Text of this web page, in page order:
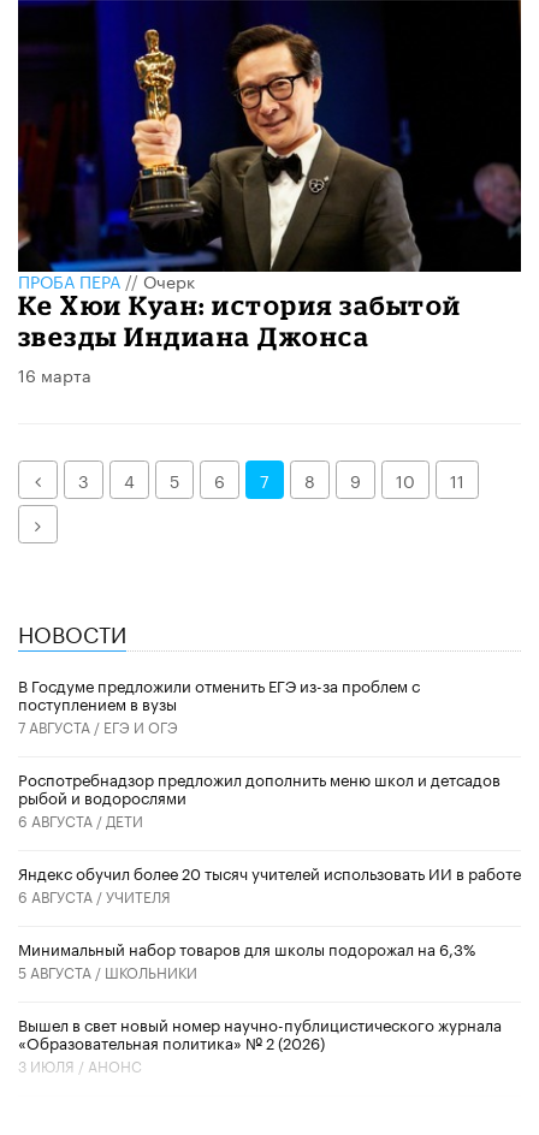
ПРОБА ПЕРА//Очерк
Ке Хюи Куан: история забытой
звезды Индиана Джонса
16 марта
Назад
3 4 5 6 7 8 9 10
11
Далее
НОВОСТИ
В Госдуме предложили отменить ЕГЭ из-за проблем с
поступлением в вузы
7 АВГУСТА / ЕГЭ И ОГЭ
Роспотребнадзор предложил дополнить меню школ и детсадов
рыбой и водорослями
6 АВГУСТА / ДЕТИ
​Яндекс обучил более 20 тысяч учителей использовать ИИ в работе
6 АВГУСТА /УЧИТЕЛЯ
Минимальный набор товаров для школы подорожал на 6,3%
5 АВГУСТА / ШКОЛЬНИКИ
Вышел в свет новый номер научно-публицистического журнала
«Образовательная политика» № 2 (2026)
3 ИЮЛЯ / АНОНС